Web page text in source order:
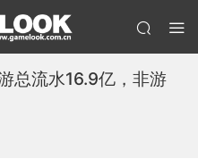
总流水16.9亿，非游